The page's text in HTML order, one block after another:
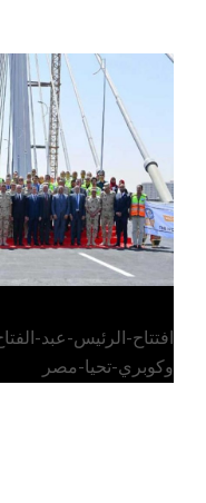
الرئيس عبد
افتتاح-الرئيس-عبد-
وكوبري-تحيا-مصر